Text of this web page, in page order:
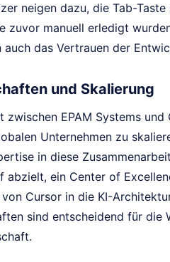
neigen dazu, die Tab-
zuvor manuell erledigt
das Vertrauen der
und Skalierung
EPAM Systems
Unternehmen zu
in diese
abzielt, ein Center of
Cursor in die KI-
sind entscheidend für